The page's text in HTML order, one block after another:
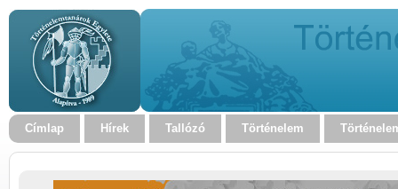
Címlap Hírek Tallózó Történelem